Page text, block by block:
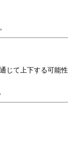
じて上下する可能性